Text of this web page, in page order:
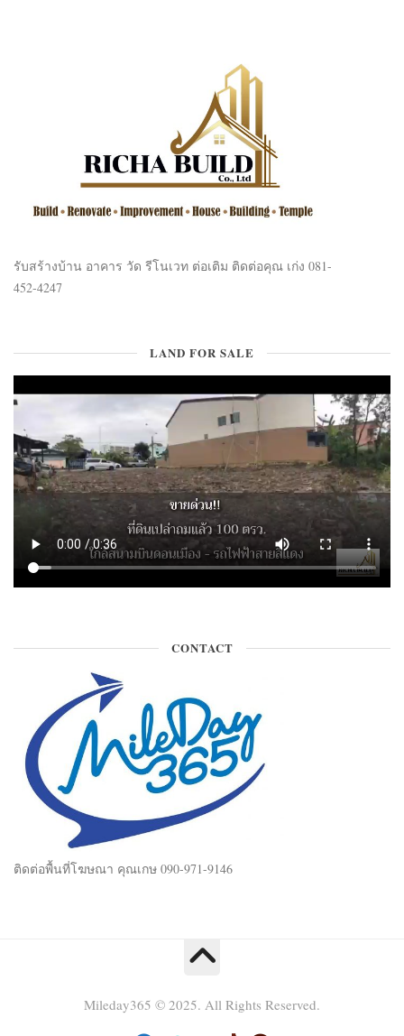
รับสร้างบ้าน อาคาร วัด รีโนเวท ต่อเติม ติดต่อคุณ เก่ง 081-
452-4247
LAND FOR SALE
CONTACT
ติดต่อพื้นที่โฆษณา คุณเกษ 090-971-9146
Mileday365 © 2025. All Rights Reserved.